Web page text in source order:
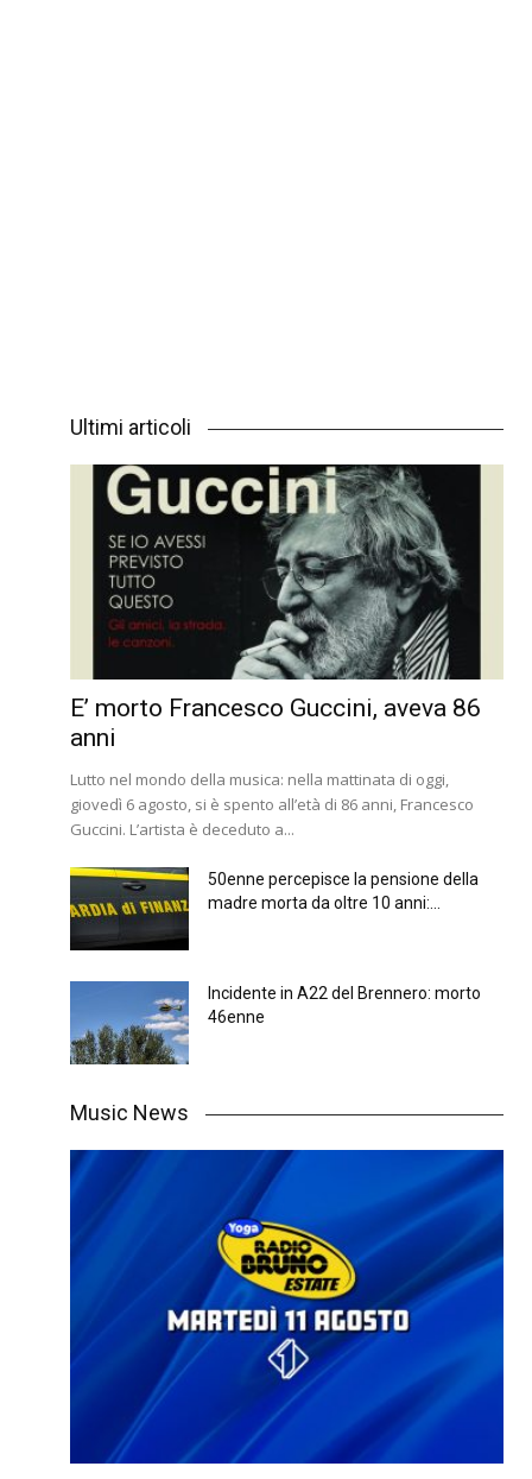
Ultimi articoli
E’ morto Francesco Guccini, aveva 86
anni
Lutto nel mondo della musica: nella mattinata di oggi,
giovedì 6 agosto, si è spento all’età di 86 anni, Francesco
Guccini. L’artista è deceduto a...
50enne percepisce la pensione della
madre morta da oltre 10 anni:...
Incidente in A22 del Brennero: morto
46enne
Music News